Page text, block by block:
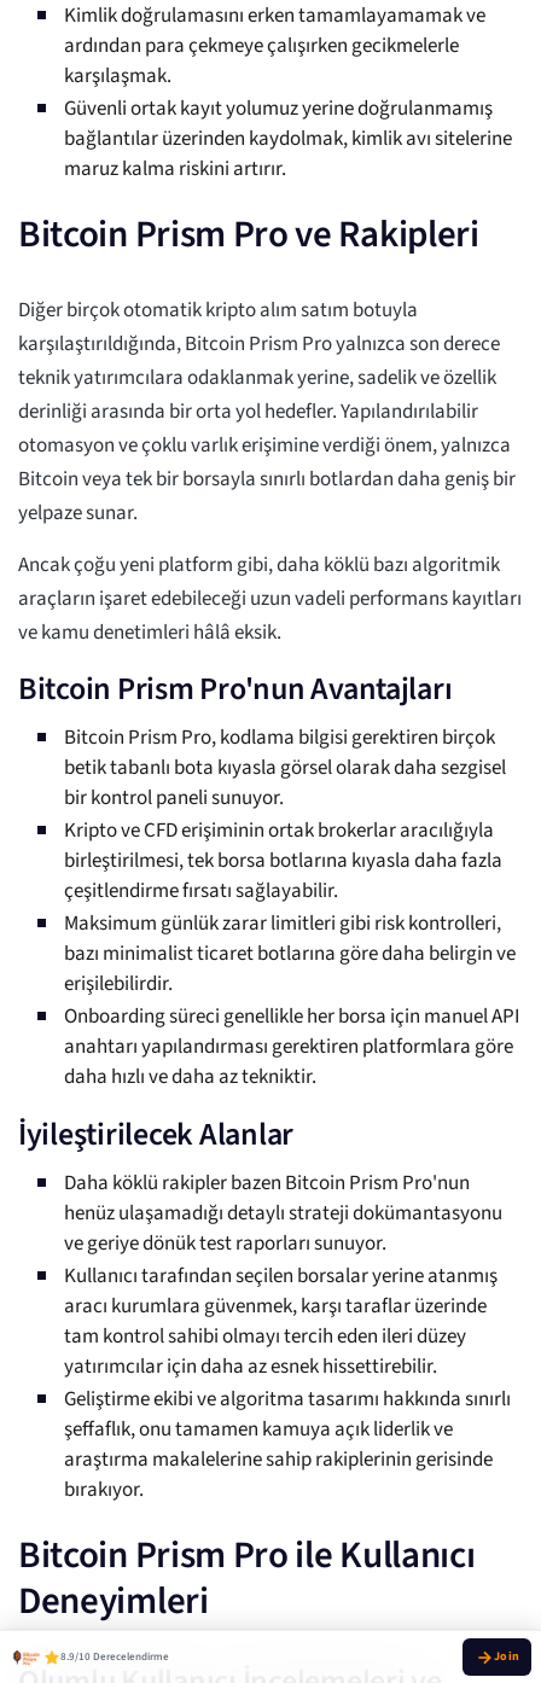
Kimlik doğrulamasını erken tamamlayamamak ve
ardından para çekmeye çalışırken gecikmelerle
karşılaşmak.
Güvenli ortak kayıt yolumuz yerine doğrulanmamış
bağlantılar üzerinden kaydolmak, kimlik avı sitelerine
maruz kalma riskini artırır.
Bitcoin Prism Pro ve Rakipleri
Diğer birçok otomatik kripto alım satım botuyla
karşılaştırıldığında, Bitcoin Prism Pro yalnızca son derece
teknik yatırımcılara odaklanmak yerine, sadelik ve özellik
derinliği arasında bir orta yol hedefler. Yapılandırılabilir
otomasyon ve çoklu varlık erişimine verdiği önem, yalnızca
Bitcoin veya tek bir borsayla sınırlı botlardan daha geniş bir
yelpaze sunar.
Ancak çoğu yeni platform gibi, daha köklü bazı algoritmik
araçların işaret edebileceği uzun vadeli performans kayıtları
ve kamu denetimleri hâlâ eksik.
Bitcoin Prism Pro'nun Avantajları
Bitcoin Prism Pro, kodlama bilgisi gerektiren birçok
betik tabanlı bota kıyasla görsel olarak daha sezgisel
bir kontrol paneli sunuyor.
Kripto ve CFD erişiminin ortak brokerlar aracılığıyla
birleştirilmesi, tek borsa botlarına kıyasla daha fazla
çeşitlendirme fırsatı sağlayabilir.
Maksimum günlük zarar limitleri gibi risk kontrolleri,
bazı minimalist ticaret botlarına göre daha belirgin ve
erişilebilirdir.
Onboarding süreci genellikle her borsa için manuel API
anahtarı yapılandırması gerektiren platformlara göre
daha hızlı ve daha az tekniktir.
İyileştirilecek Alanlar
Daha köklü rakipler bazen Bitcoin Prism Pro'nun
henüz ulaşamadığı detaylı strateji dokümantasyonu
ve geriye dönük test raporları sunuyor.
Kullanıcı tarafından seçilen borsalar yerine atanmış
aracı kurumlara güvenmek, karşı taraflar üzerinde
tam kontrol sahibi olmayı tercih eden ileri düzey
yatırımcılar için daha az esnek hissettirebilir.
Geliştirme ekibi ve algoritma tasarımı hakkında sınırlı
şeffaflık, onu tamamen kamuya açık liderlik ve
araştırma makalelerine sahip rakiplerinin gerisinde
bırakıyor.
Bitcoin Prism Pro ile Kullanıcı
Deneyimleri
8.9/10 Derecelendirme